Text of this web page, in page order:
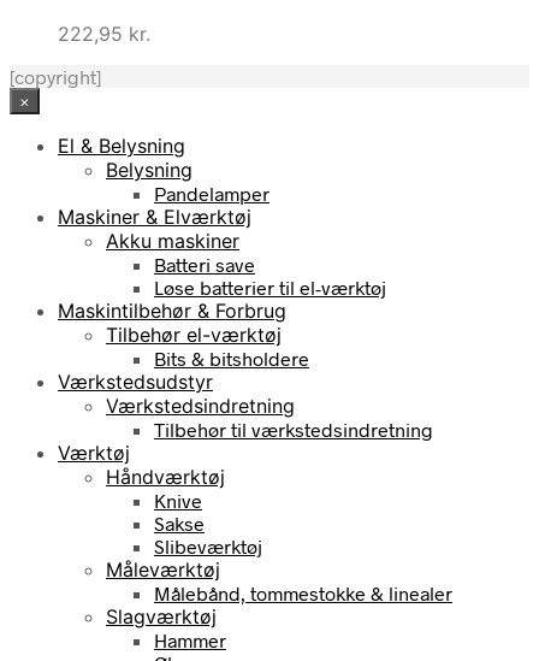
222,95 kr.
[copyright]
×
El & Belysning
Belysning
Pandelamper
Maskiner & Elværktøj
Akku maskiner
Batteri save
Løse batterier til el-værktøj
Maskintilbehør & Forbrug
Tilbehør el-værktøj
Bits & bitsholdere
Værkstedsudstyr
Værkstedsindretning
Tilbehør til værkstedsindretning
Værktøj
Håndværktøj
Knive
Sakse
Slibeværktøj
Måleværktøj
Målebånd, tommestokke & linealer
Slagværktøj
Hammer